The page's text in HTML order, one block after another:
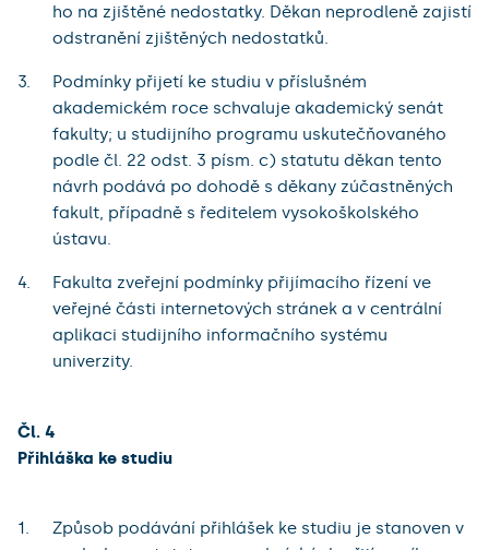
ho na zjištěné nedostatky. Děkan neprodleně zajistí
odstranění zjištěných nedostatků.
Podmínky přijetí ke studiu v příslušném
akademickém roce schvaluje akademický senát
fakulty; u studijního programu uskutečňovaného
podle čl. 22 odst. 3 písm. c) statutu děkan tento
návrh podává po dohodě s děkany zúčastněných
fakult, případně s ředitelem vysokoškolského
ústavu.
Fakulta zveřejní podmínky přijímacího řízení ve
veřejné části internetových stránek a v centrální
aplikaci studijního informačního systému
univerzity.
Čl. 4
Přihláška ke studiu
Způsob podávání přihlášek ke studiu je stanoven v